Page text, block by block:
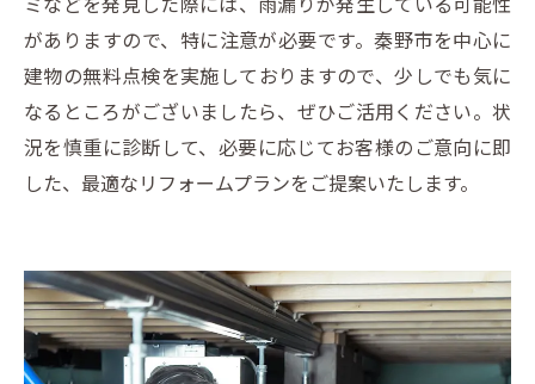
がありますので、特に注意が必要です。秦野市を中心に
建物の無料点検を実施しておりますので、少しでも気に
なるところがございましたら、ぜひご活用ください。状
況を慎重に診断して、必要に応じてお客様のご意向に即
した、最適なリフォームプランをご提案いたします。